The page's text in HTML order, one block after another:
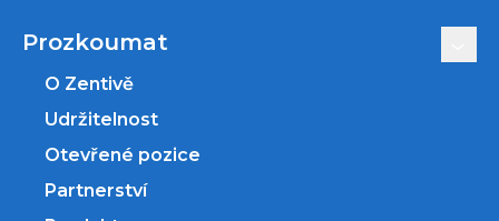
Prozkoumat
O Zentivě
Udržitelnost
Otevřené pozice
Partnerství